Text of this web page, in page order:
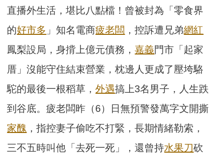
直播外生活，堪比八點檔！曾被封為「零食界
的好市多 」知名電商疲老闆 ，控訴遭兄弟網紅
鳳梨設局，身揹上億元債務，嘉義門市「起家
厝」沒能守住結束營業，枕邊人更成了壓垮駱
駝的最後一根稻草，外遇搞上3名男子，人生跌
到谷底。疲老闆昨（6）日無預警發萬字文開撕
家醜 ，指控妻子偷吃不打緊，長期情緒勒索，
三不五時叫他「去死一死」，還曾持水果刀砍